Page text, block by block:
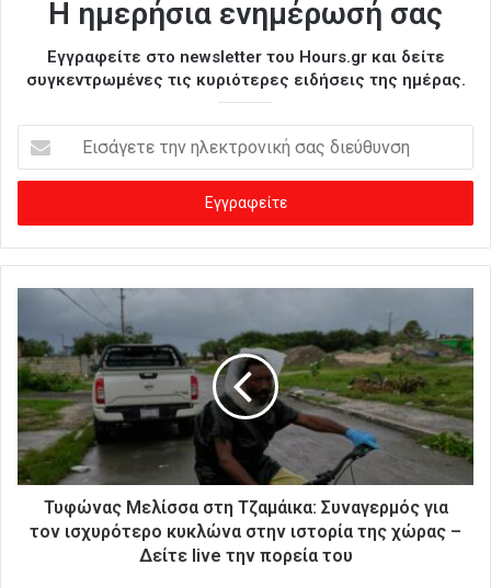
Η ημερήσια ενημέρωσή σας
Εγγραφείτε στο newsletter του Hours.gr και δείτε
συγκεντρωμένες τις κυριότερες ειδήσεις της ημέρας.
σ
γ
ε
η
ν
η
λ
ε
κ
τ
Τυφώνας Μελίσσα στη Τζαμάικα: Συναγερμός για
τον ισχυρότερο κυκλώνα στην ιστορία της χώρας –
Δείτε live την πορεία του